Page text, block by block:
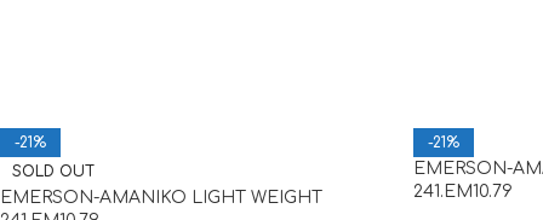
-21%
SOLD OUT
EMERSON-ΑΜΑΝΙΚΟ LIGHT WEIGHT
-21%
EMERSON-
241.EM10.79